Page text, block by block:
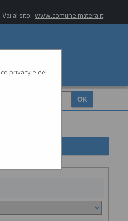
Vai al sito: www.comune.matera.it
privacy e del